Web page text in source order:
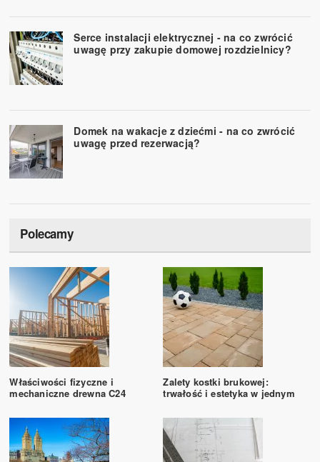
Serce instalacji elektrycznej - na co zwrócić
uwagę przy zakupie domowej rozdzielnicy?
Domek na wakacje z dziećmi - na co zwrócić
uwagę przed rezerwacją?
Polecamy
Właściwości fizyczne i
mechaniczne drewna C24
Zalety kostki brukowej:
trwałość i estetyka w jednym